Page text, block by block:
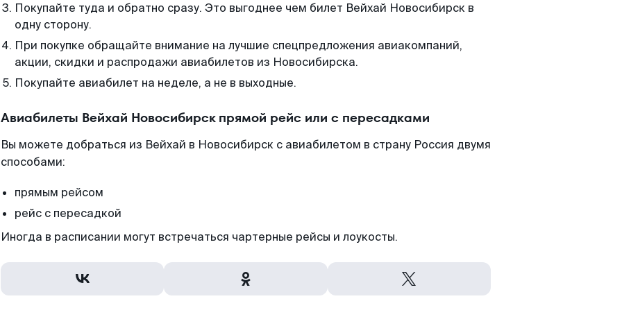
Покупайте туда и обратно сразу. Это выгоднее чем билет Вейхай Новосибирск в
одну сторону.
При покупке обращайте внимание на лучшие спецпредложения авиакомпаний,
акции, скидки и распродажи авиабилетов из Новосибирска.
Покупайте авиабилет на неделе, а не в выходные.
Авиабилеты Вейхай Новосибирск прямой рейс или с пересадками
Вы можете добраться из Вейхай в Новосибирск с авиабилетом в страну Россия двумя
способами:
прямым рейсом
рейс с пересадкой
Иногда в расписании могут встречаться чартерные рейсы и лоукосты.